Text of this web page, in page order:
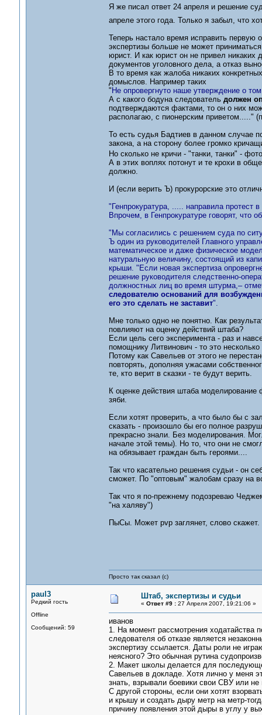
Я же писал ответ 24 апреля и решение
апреле этого года. Только я забыл, что
Теперь настало время исправить первую
экспертизы больше не может
юрист. И как юрист он не привел никаких
документов уголовного дела, а отказ
В то время как жалоба никаких
домыслов. Например таких
" Не опровергнуто наше утверждение о
А с какого бодуна следователь должен
подтверждаются фактами, то он о них
располагаю, с пионерским приветом....."
То есть судья Бадтиев в данном случае
закона, а на сторону более громко
Но сколько не кричи - "танки, танки" -
А в этих воплях потонут и те крохи в
должно.
И (если верить Ъ) прокурорские это
"Генпрокуратура, ..... направила протест
Впрочем, в Генпрокуратуре говорят, что
"Мы согласились с решением суда по
Ъ один из руководителей Главного
математическое и даже физическое
натуральную величину, состоящий из
крыши. "Если новая экспертиза
решение руководителя следственно-
должностных лиц во время штурма,–
следователю оснований для
его это сделать не заставит".
Мне только одно не понятно. Как
повлияют на оценку действий штаба?
Если цель сего эксперимента - раз и
помощнику Литвинович - то это
Потому как Савельев от этого не
повторять, дополняя ужасами
те, кто верит в сказки - те будут верить.
К оценке действия штаба
зяби.
Если хотят проверить, а что было бы с
сказать - произошло бы его полное
прекрасно знали. Без моделирования.
начале этой темы). Но то, что они не
на обязывает граждан быть героями....
Так что касательно решения судьи - он
сможет. По "оптовым" жалобам сразу на
Так что я по-прежнему подозреваю
"на халяву")
ПыСы. Может pvp заглянет, слово
Просто так сказал (с)
paul3
Редкий гость
Offline
Сообщений: 59
Штаб, экспертизы и судьи
« Ответ #9 :27 Апреля 2007, 19:21:06 »
иванов
1. На момент рассмотрения ходатайства
следователя об отказе является
экспертизу ссылается. Даты роли не
неясного? Это обычная рутина
2. Макет школы делается для
Савельев в докладе. Хотя лично у меня
знать, взрывали боевики свои СВУ или не
С другой стороны, если они хотят
и крышу и создать дыру метр на метр-
причину появления этой дыры в углу у